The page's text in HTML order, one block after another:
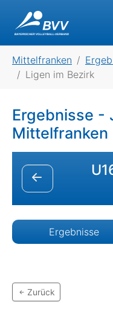
Mittelfranken
Ligen im Bezirk
Ergebnisse -
Mittelfranken
Ergebnisse
Zurück